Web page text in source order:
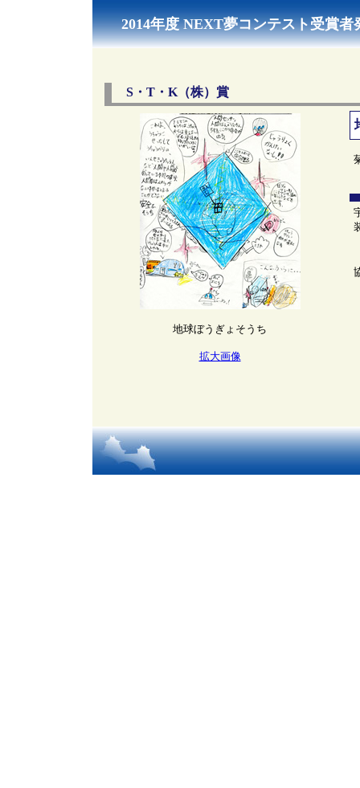
2014年度 NEXT夢コンテスト受賞者
S・T・K（株）賞
地球ぼうぎょそうち
拡大画像